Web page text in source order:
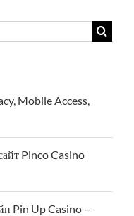
Mobile Access,
Pinco Casino
Pin Up Casino –